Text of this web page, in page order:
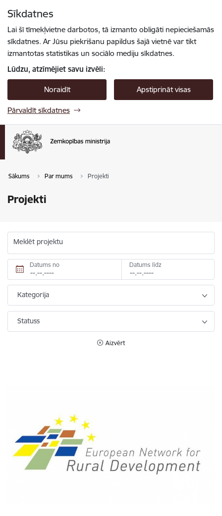
Sīkdatnes
Lai šī tīmekļvietne darbotos, tā izmanto obligāti nepieciešamās
sīkdatnes. Ar Jūsu piekrišanu papildus šajā vietnē var tikt
izmantotas statistikas un sociālo mediju sīkdatnes.
Lūdzu, atzīmējiet savu izvēli:
Noraidīt Apstiprināt visas
Pārvaldīt sīkdatnes
Sākums Par mums Projekti
Projekti
Meklēt projektu
Datums no Datums līdz
Kategorija
Statuss
Aizvērt